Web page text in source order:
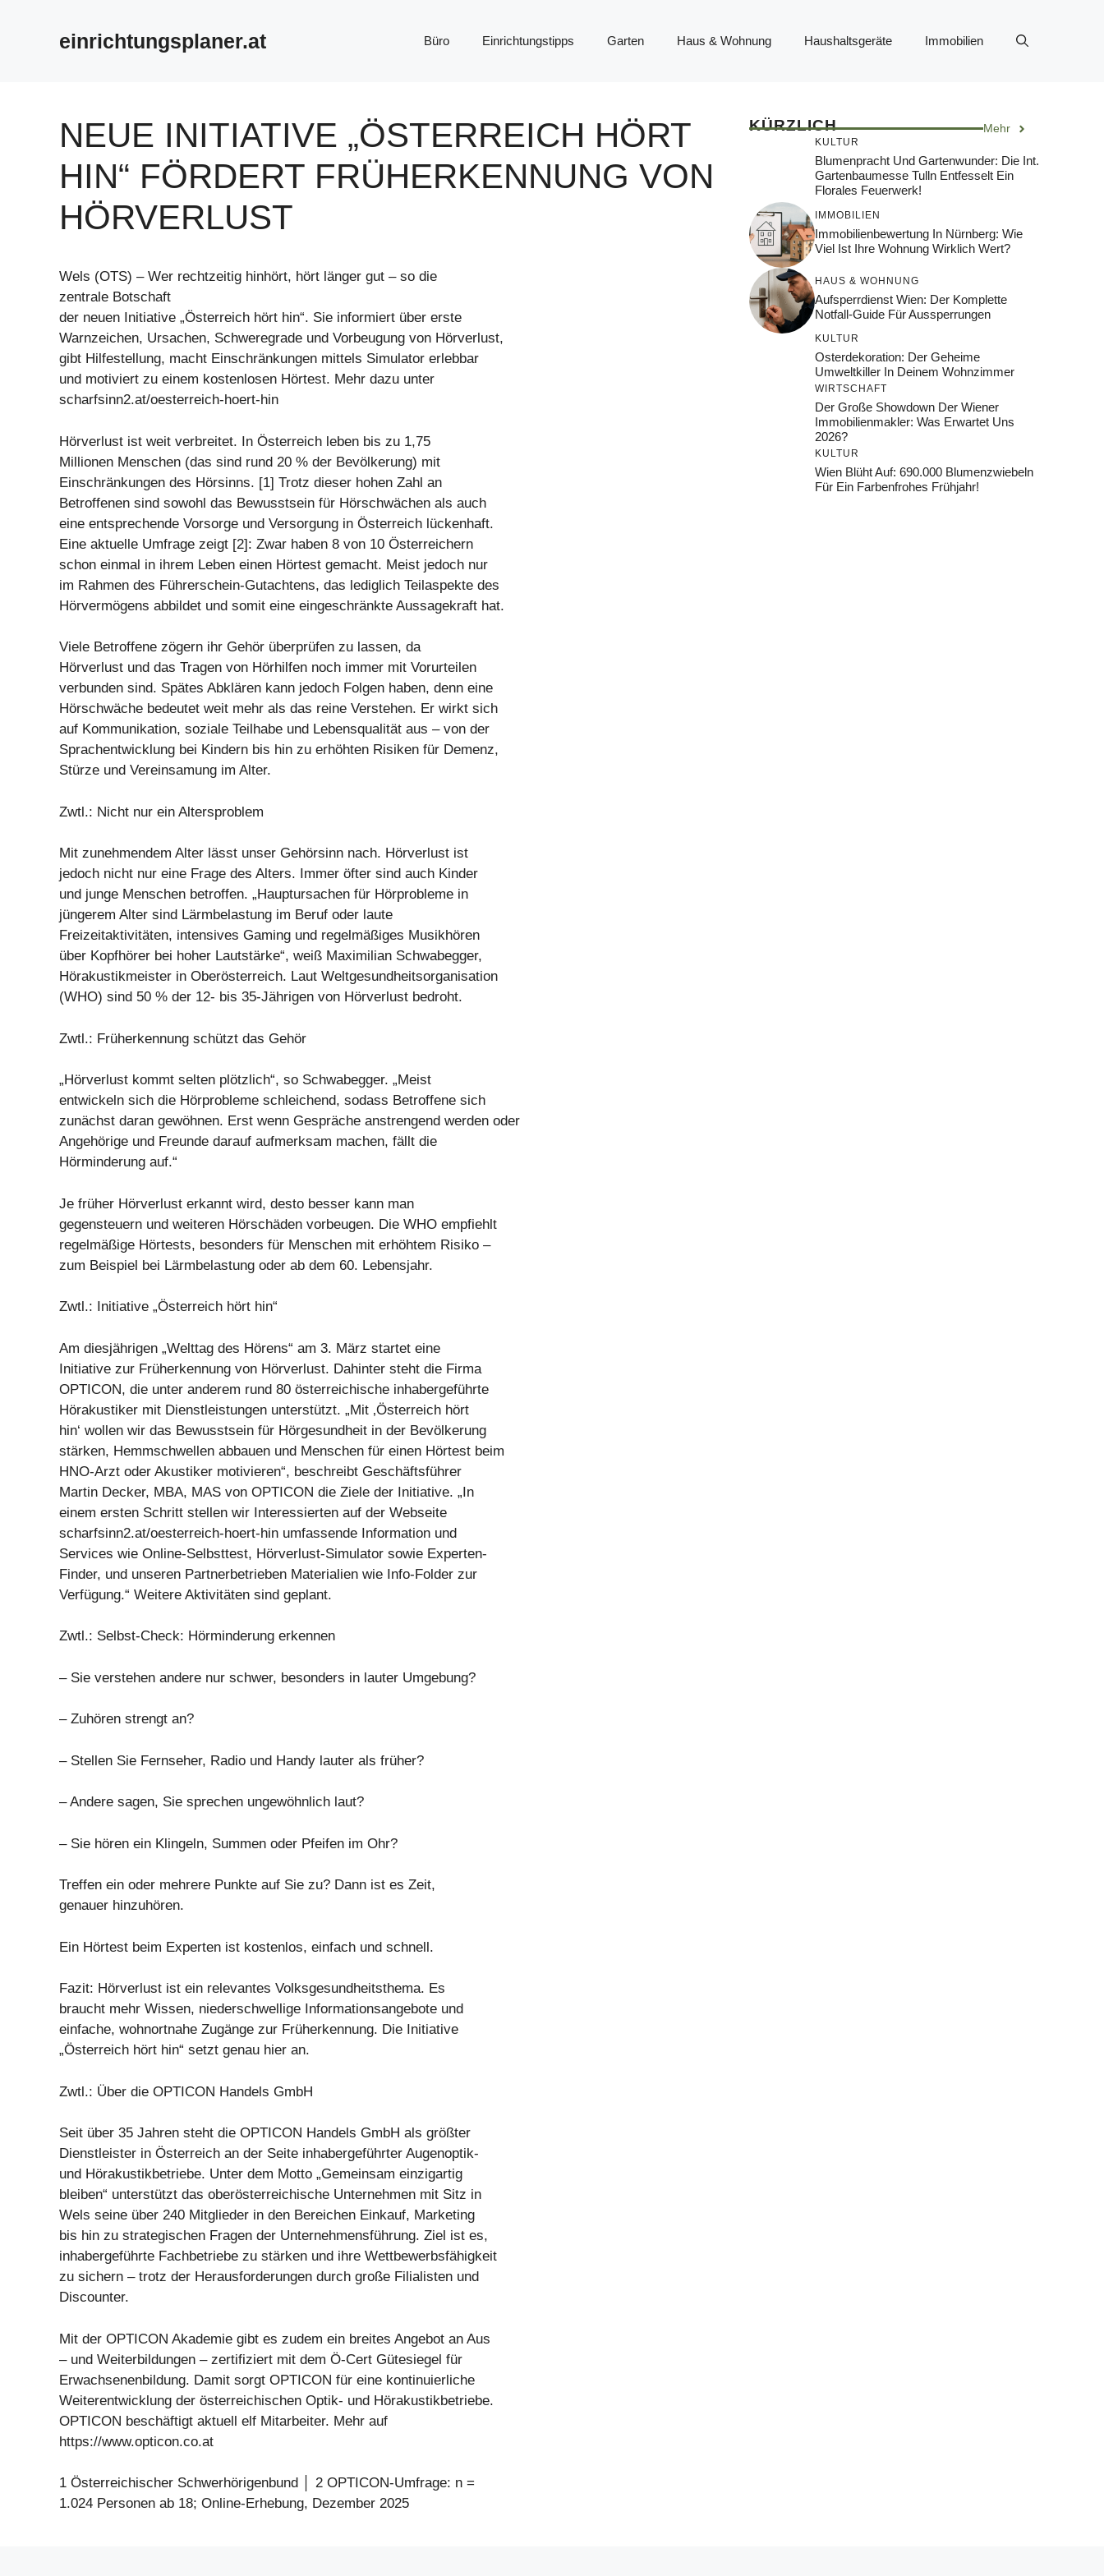
einrichtungsplaner.at Büro Einrichtungstipps Garten Haus & Wohnung Haushaltsgeräte Immobilien
NEUE INITIATIVE „ÖSTERREICH HÖRT
HIN“ FÖRDERT FRÜHERKENNUNG VON
HÖRVERLUST
Wels (OTS) – Wer rechtzeitig hinhört, hört länger gut – so die
zentrale Botschaft
der neuen Initiative „Österreich hört hin“. Sie informiert über erste
Warnzeichen, Ursachen, Schweregrade und Vorbeugung von Hörverlust,
gibt Hilfestellung, macht Einschränkungen mittels Simulator erlebbar
und motiviert zu einem kostenlosen Hörtest. Mehr dazu unter
scharfsinn2.at/oesterreich-hoert-hin
Hörverlust ist weit verbreitet. In Österreich leben bis zu 1,75
Millionen Menschen (das sind rund 20 % der Bevölkerung) mit
Einschränkungen des Hörsinns. [1] Trotz dieser hohen Zahl an
Betroffenen sind sowohl das Bewusstsein für Hörschwächen als auch
eine entsprechende Vorsorge und Versorgung in Österreich lückenhaft.
Eine aktuelle Umfrage zeigt [2]: Zwar haben 8 von 10 Österreichern
schon einmal in ihrem Leben einen Hörtest gemacht. Meist jedoch nur
im Rahmen des Führerschein-Gutachtens, das lediglich Teilaspekte des
Hörvermögens abbildet und somit eine eingeschränkte Aussagekraft hat.
Viele Betroffene zögern ihr Gehör überprüfen zu lassen, da
Hörverlust und das Tragen von Hörhilfen noch immer mit Vorurteilen
verbunden sind. Spätes Abklären kann jedoch Folgen haben, denn eine
Hörschwäche bedeutet weit mehr als das reine Verstehen. Er wirkt sich
auf Kommunikation, soziale Teilhabe und Lebensqualität aus – von der
Sprachentwicklung bei Kindern bis hin zu erhöhten Risiken für Demenz,
Stürze und Vereinsamung im Alter.
Zwtl.: Nicht nur ein Altersproblem
Mit zunehmendem Alter lässt unser Gehörsinn nach. Hörverlust ist
jedoch nicht nur eine Frage des Alters. Immer öfter sind auch Kinder
und junge Menschen betroffen. „Hauptursachen für Hörprobleme in
jüngerem Alter sind Lärmbelastung im Beruf oder laute
Freizeitaktivitäten, intensives Gaming und regelmäßiges Musikhören
über Kopfhörer bei hoher Lautstärke“, weiß Maximilian Schwabegger,
Hörakustikmeister in Oberösterreich. Laut Weltgesundheitsorganisation
(WHO) sind 50 % der 12- bis 35-Jährigen von Hörverlust bedroht.
Zwtl.: Früherkennung schützt das Gehör
„Hörverlust kommt selten plötzlich“, so Schwabegger. „Meist
entwickeln sich die Hörprobleme schleichend, sodass Betroffene sich
zunächst daran gewöhnen. Erst wenn Gespräche anstrengend werden oder
Angehörige und Freunde darauf aufmerksam machen, fällt die
Hörminderung auf.“
Je früher Hörverlust erkannt wird, desto besser kann man
gegensteuern und weiteren Hörschäden vorbeugen. Die WHO empfiehlt
regelmäßige Hörtests, besonders für Menschen mit erhöhtem Risiko –
zum Beispiel bei Lärmbelastung oder ab dem 60. Lebensjahr.
Zwtl.: Initiative „Österreich hört hin“
Am diesjährigen „Welttag des Hörens“ am 3. März startet eine
Initiative zur Früherkennung von Hörverlust. Dahinter steht die Firma
OPTICON, die unter anderem rund 80 österreichische inhabergeführte
Hörakustiker mit Dienstleistungen unterstützt. „Mit ‚Österreich hört
hin‘ wollen wir das Bewusstsein für Hörgesundheit in der Bevölkerung
stärken, Hemmschwellen abbauen und Menschen für einen Hörtest beim
HNO-Arzt oder Akustiker motivieren“, beschreibt Geschäftsführer
Martin Decker, MBA, MAS von OPTICON die Ziele der Initiative. „In
einem ersten Schritt stellen wir Interessierten auf der Webseite
scharfsinn2.at/oesterreich-hoert-hin umfassende Information und
Services wie Online-Selbsttest, Hörverlust-Simulator sowie Experten-
Finder, und unseren Partnerbetrieben Materialien wie Info-Folder zur
Verfügung.“ Weitere Aktivitäten sind geplant.
Zwtl.: Selbst-Check: Hörminderung erkennen
– Sie verstehen andere nur schwer, besonders in lauter Umgebung?
– Zuhören strengt an?
– Stellen Sie Fernseher, Radio und Handy lauter als früher?
– Andere sagen, Sie sprechen ungewöhnlich laut?
– Sie hören ein Klingeln, Summen oder Pfeifen im Ohr?
Treffen ein oder mehrere Punkte auf Sie zu? Dann ist es Zeit,
genauer hinzuhören.
Ein Hörtest beim Experten ist kostenlos, einfach und schnell.
Fazit: Hörverlust ist ein relevantes Volksgesundheitsthema. Es
braucht mehr Wissen, niederschwellige Informationsangebote und
einfache, wohnortnahe Zugänge zur Früherkennung. Die Initiative
„Österreich hört hin“ setzt genau hier an.
Zwtl.: Über die OPTICON Handels GmbH
Seit über 35 Jahren steht die OPTICON Handels GmbH als größter
Dienstleister in Österreich an der Seite inhabergeführter Augenoptik-
und Hörakustikbetriebe. Unter dem Motto „Gemeinsam einzigartig
bleiben“ unterstützt das oberösterreichische Unternehmen mit Sitz in
Wels seine über 240 Mitglieder in den Bereichen Einkauf, Marketing
bis hin zu strategischen Fragen der Unternehmensführung. Ziel ist es,
inhabergeführte Fachbetriebe zu stärken und ihre Wettbewerbsfähigkeit
zu sichern – trotz der Herausforderungen durch große Filialisten und
Discounter.
Mit der OPTICON Akademie gibt es zudem ein breites Angebot an Aus
– und Weiterbildungen – zertifiziert mit dem Ö-Cert Gütesiegel für
Erwachsenenbildung. Damit sorgt OPTICON für eine kontinuierliche
Weiterentwicklung der österreichischen Optik- und Hörakustikbetriebe.
OPTICON beschäftigt aktuell elf Mitarbeiter. Mehr auf
https://www.opticon.co.at
1 Österreichischer Schwerhörigenbund │ 2 OPTICON-Umfrage: n =
1.024 Personen ab 18; Online-Erhebung, Dezember 2025
KÜRZLICH Mehr
KULTUR
Blumenpracht Und Gartenwunder: Die Int.
Gartenbaumesse Tulln Entfesselt Ein
Florales Feuerwerk!
IMMOBILIEN
Immobilienbewertung In Nürnberg: Wie
Viel Ist Ihre Wohnung Wirklich Wert?
HAUS & WOHNUNG
Aufsperrdienst Wien: Der Komplette
Notfall-Guide Für Aussperrungen
KULTUR
Osterdekoration: Der Geheime
Umweltkiller In Deinem Wohnzimmer
WIRTSCHAFT
Der Große Showdown Der Wiener
Immobilienmakler: Was Erwartet Uns
2026?
KULTUR
Wien Blüht Auf: 690.000 Blumenzwiebeln
Für Ein Farbenfrohes Frühjahr!